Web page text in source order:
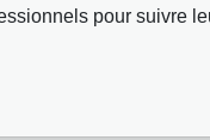
pour suivre